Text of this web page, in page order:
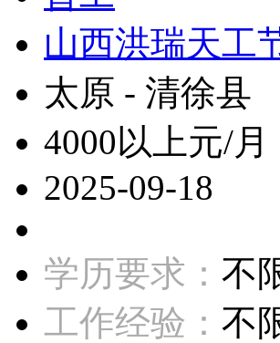
山西洪瑞天工
太原 - 清徐县
4000以上元/月
2025-09-18
学历要求： 不
工作经验： 不